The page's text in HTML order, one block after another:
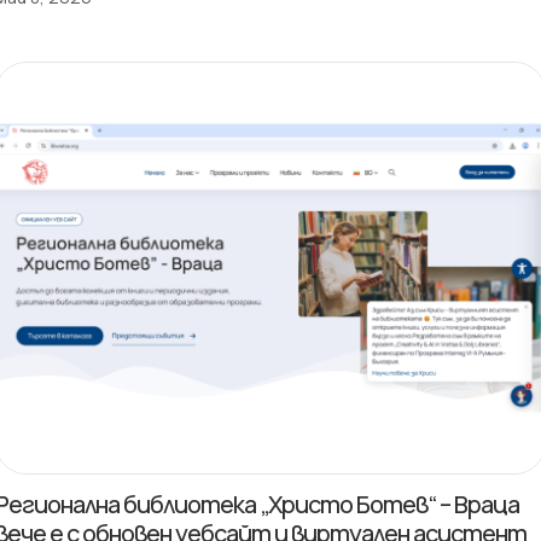
библиотека „Христо Ботев“ – Враца
е с обновен уебсайт и виртуален асистент